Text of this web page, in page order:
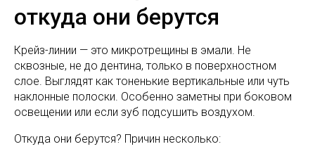
откуда они берутся
Крейз-линии — это микротрещины в эмали. Не
сквозные, не до дентина, только в поверхностном
слое. Выглядят как тоненькие вертикальные или чуть
наклонные полоски. Особенно заметны при боковом
освещении или если зуб подсушить воздухом.
Откуда они берутся? Причин несколько: